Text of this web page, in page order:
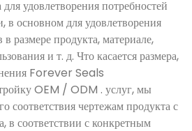
удовлетворения потребностей
в основном для удовлетворения
размере продукта, материале,
и т. д. Что касается размера,
Forever Seals
OEM / ODM . услуг, мы
соответствия чертежам продукта с
в соответствии с конкретным